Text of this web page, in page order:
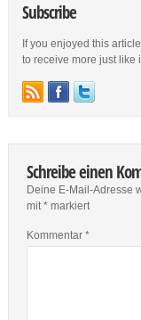
Subscribe
If you enjoyed this
to receive more just like
Schreibe einen
Deine E-Mail-Adresse
mit*markiert
Kommentar *